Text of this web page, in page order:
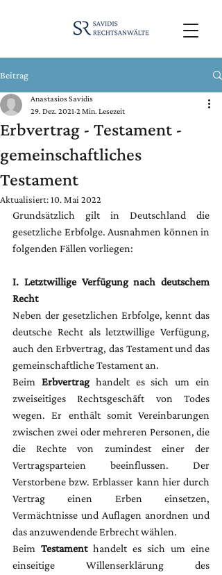
Beitrag
Erbvertrag - Testament -
gemeinschaftliches
Testament
Anastasios Savidis
29. Dez. 2021 2 Min. Lesezeit
Aktualisiert:10. Mai 2022
Grundsätzlich gilt in Deutschland die
gesetzliche Erbfolge. Ausnahmen können in
folgenden Fällen vorliegen:
I. Letztwillige Verfügung nach deutschem
Recht
Neben der gesetzlichen Erbfolge, kennt das
deutsche Recht als letztwillige Verfügung,
auch den Erbvertrag, das Testament und das
gemeinschaftliche Testament an.
Beim Erbvertrag handelt es sich um ein
zweiseitiges Rechtsgeschäft von Todes
wegen. Er enthält somit Vereinbarungen
zwischen zwei oder mehreren Personen, die
die Rechte von zumindest einer der
Vertragsparteien beeinflussen. Der
Verstorbene bzw. Erblasser kann hier durch
Vertrag einen Erben einsetzen,
Vermächtnisse und Auflagen anordnen und
das anzuwendende Erbrecht wählen.
Beim Testament handelt es sich um eine
einseitige Willenserklärung des